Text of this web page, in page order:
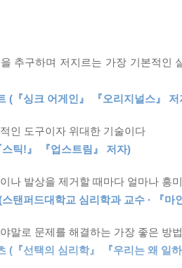
생산성이 더 높다’라는 원리를 실
한 번도 입지 않은 옷을 옷장에서
우 모두 중요하지 않은 것을 걸러내
선 진출을 결정할 정도로 가치가 있
정보를 지혜로 증류하기」중에서
, 벽돌 중앙의 공기층이 새롭게 단
한가운데를 파냈다. 그렇게 만들
계 히트 상품으로 만들었다. 이처럼
한 조금의 노력만 들이면 ‘충족함 이
한 ‘빼기 점검목록표’
에 빼라: 계속해서 새로운 환자가 밀
저 하라: 젠가 게임의 규칙은 블록을
용하라: 도넛의 구멍에 해당하는 반
추구하며 저지르는 가장 기본적인
(『싱크 어게인』 『오리지널스』 저
인 도구이자 위대한 기술이다
틱!』 『업스트림』 저자)
나 발상을 제거할 때마다 얼마나 흥
탠퍼드대학교 심리학과 교수 · 『마
말로 문제를 해결하는 가장 좋은 방
(『선택의 심리학』 『우리는 왜 일